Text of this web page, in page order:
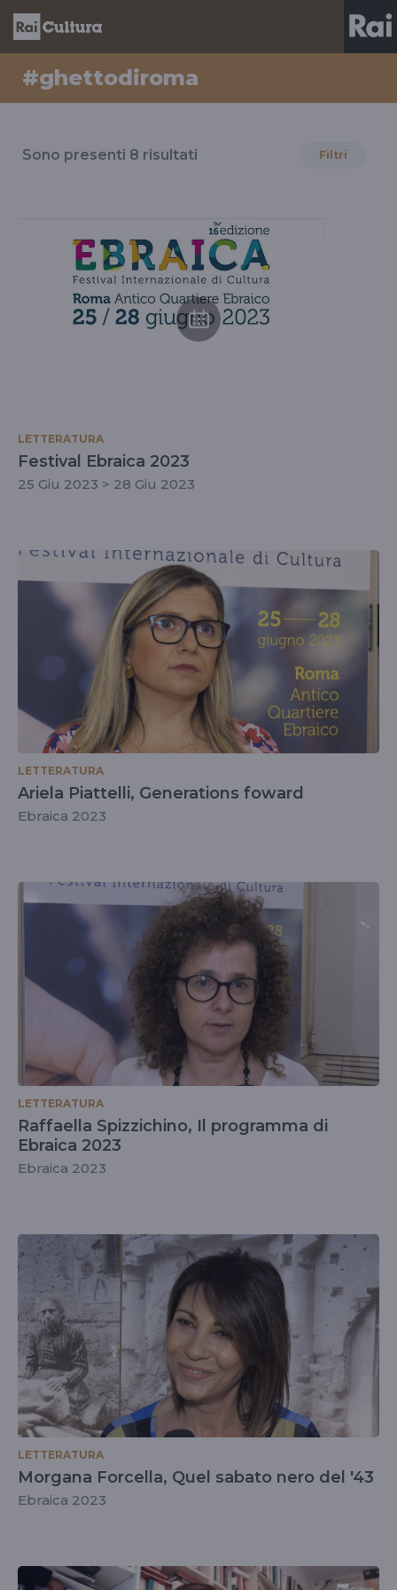
#ghettodiroma
ilSono presenti 8 risultati Filtri
LETTERATURA
Festival Ebraica 2023
25 Giu 2023 > 28 Giu 2023
LETTERATURA
Ariela Piattelli, Generations foward
Ebraica 2023
LETTERATURA
Raffaella Spizzichino, Il programma di
Ebraica 2023
Ebraica 2023
LETTERATURA
Morgana Forcella, Quel sabato nero del '43
Ebraica 2023